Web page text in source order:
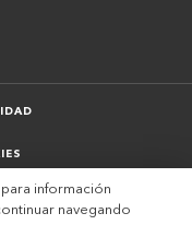
información
navegando